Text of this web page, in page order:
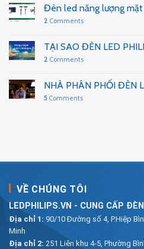
sức
khỏe
ĐÈN
TƯƠNG
Đèn led năng lượng mặt
2 Comments
TẠI SAO ĐÈN LED
2 Comments
NHÀ PHÂN PHỐI ĐÈN
5Comments
VỀ CHÚNG TÔI
LEDPHILIPS.VN - CUNG CẤP
Địa chỉ 1: 90/10 Đường số 4, P.Hiệp
Minh
Địa chỉ 2: 251 Liên khu 4-5, Phường